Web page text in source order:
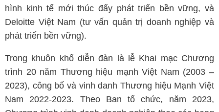
hình kinh tế mới thúc đẩy phát triển bền vững, và
Deloitte Việt Nam (tư vấn quản trị doanh nghiệp và
phát triển bền vững).
Trong khuôn khổ diễn đàn là lễ Khai mạc Chương
trình 20 năm Thương hiệu mạnh Việt Nam (2003 –
2023), công bố và vinh danh Thương hiệu Mạnh Việt
Nam 2022-2023. Theo Ban tổ chức, năm 2023,